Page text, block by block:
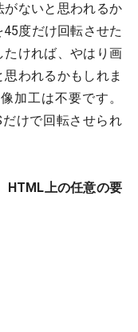
ないと思われるか
度だけ回転させた
たければ、やはり画
われるかもしれま
加工は不要です。
けで回転させられ
HTML上の任意の要